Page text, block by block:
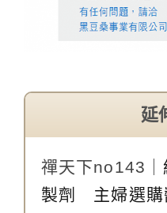
延
禪天下no143｜
製劑 主婦選購